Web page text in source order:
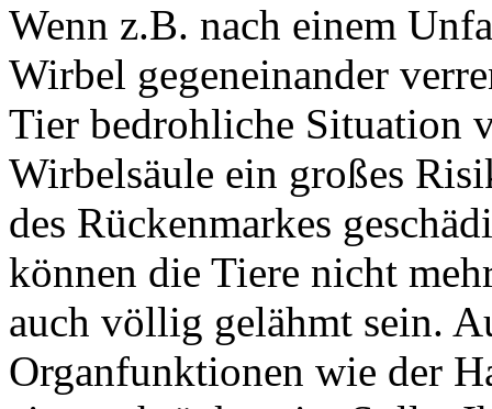
Wenn z.B. nach einem
Wirbel gegeneinander
Tier bedrohliche Situation
Wirbelsäule ein großes
des Rückenmarkes
können die Tiere nicht
auch völlig gelähmt sein.
Organfunktionen wie der